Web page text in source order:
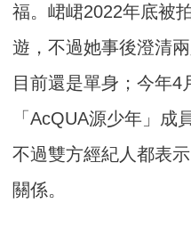
福。峮峮2022年底被
遊，不過她事後澄清
目前還是單身；今年4
「AcQUA源少年」成
不過雙方經紀人都表
關係。